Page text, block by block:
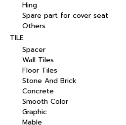
Hing
Spare part for cover seat
Others
TILE
Spacer
Wall Tiles
Floor Tiles
Stone And Brick
Concrete
Smooth Color
Graphic
Mable